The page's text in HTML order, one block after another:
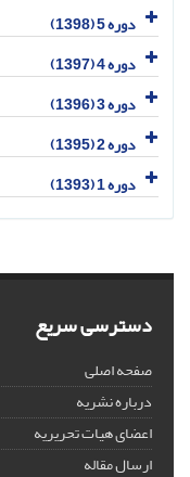
دوره 5 (1398)
دوره 4 (1397)
دوره 3 (1396)
دوره 2 (1395)
دوره 1 (1393)
دسترسی سریع
صفحه اصلی
درباره نشریه
اعضای هیات تحریریه
ارسال مقاله